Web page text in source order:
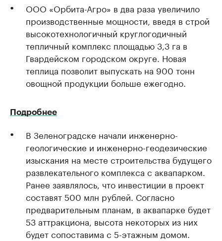
ООО «Орбита-Агро» в два раза увеличило
производственные мощности, введя в строй
высокотехнологичный круглогодичный
тепличный комплекс площадью 3,3 га в
Гвардейском городском округе. Новая
теплица позволит выпускать на 900 тонн
овощной продукции больше ежегодно.
Подробнее
В Зеленоградске начали инженерно-
геологические и инженерно-геодезические
изыскания на месте строительства будущего
развлекательного комплекса с аквапарком.
Ранее заявлялось, что инвестиции в проект
составят 500 млн рублей. Согласно
предварительным планам, в аквапарке будет
53 аттракциона, высота некоторых из них
будет сопоставима с 5-этажным домом.